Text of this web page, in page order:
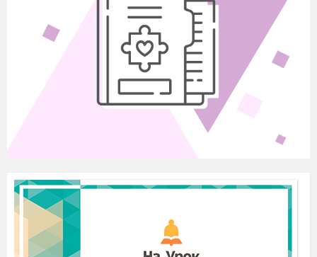
великий стіл, стілець, на підлозі лежав
килимок. На стіні висів крючок, на якому
нічого не було. Застрибнула наша мотузочка
в хату, перетворилась на рушничок і
залишилась там жити.»
: А ми з вами вирушаємо далі.
(виходячи на галявину з різнокольоровими
геометричну фігуру схожі?
Спробуємо, які вони на дотик, на що
схожі?
Хто вміє згортатись в клубочок? (котик,
лисичка,їжачок)